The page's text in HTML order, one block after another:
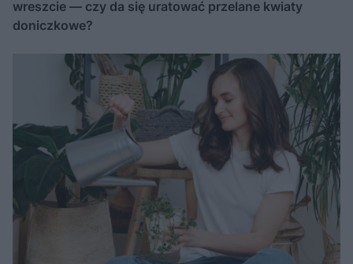
wreszcie — czy da się uratować przelane kwiaty
doniczkowe?